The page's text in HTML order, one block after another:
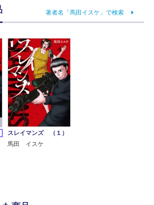
著者名「馬田イスケ」で検索
スレイマンズ （１）
馬田 イスケ